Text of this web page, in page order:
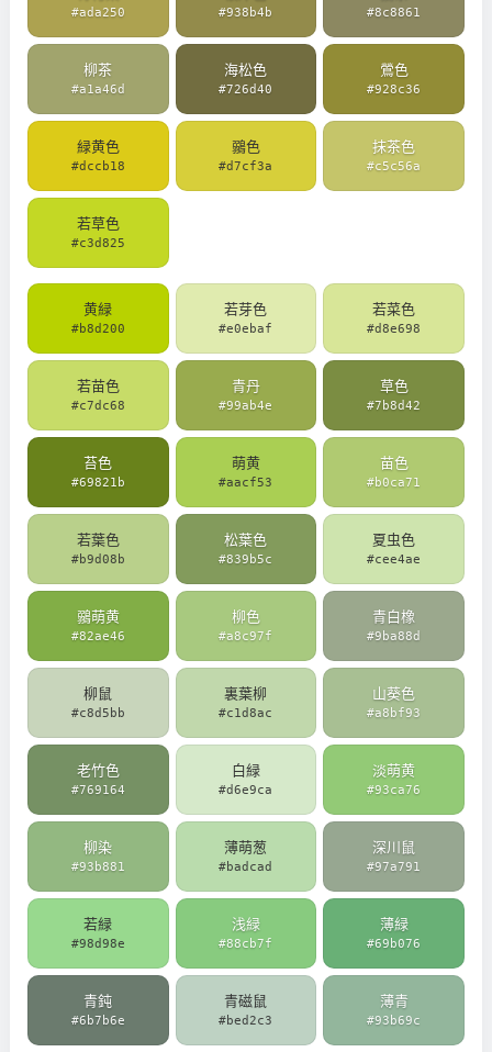
#ada250 #938b4b #8c8861
柳茶
#a1a46d
海松色
#726d40
鶯色
#928c36
緑黄色
#dccb18
鶸色
#d7cf3a
抹茶色
#c5c56a
若草色
#c3d825
黄緑
#b8d200
若芽色
#e0ebaf
若菜色
#d8e698
若苗色
#c7dc68
青丹
#99ab4e
草色
#7b8d42
苔色
#69821b
萌黄
#aacf53
苗色
#b0ca71
若葉色
#b9d08b
松葉色
#839b5c
夏虫色
#cee4ae
鶸萌黄
#82ae46
柳色
#a8c97f
青白橡
#9ba88d
柳鼠
#c8d5bb
裏葉柳
#c1d8ac
山葵色
#a8bf93
老竹色
#769164
白緑
#d6e9ca
淡萌黄
#93ca76
柳染
#93b881
薄萌葱
#badcad
深川鼠
#97a791
若緑
#98d98e
浅緑
#88cb7f
薄緑
#69b076
青鈍
#6b7b6e
青磁鼠
#bed2c3
薄青
#93b69c